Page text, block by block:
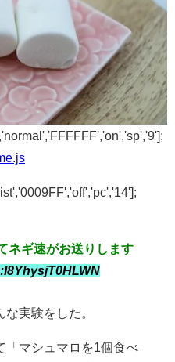
ネギ速がお送りします
実験をした。
「マシュマロを1個食べ